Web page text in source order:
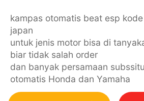
kampas otomatis beat esp
japan
untuk jenis motor bisa di
biar tidak salah order
dan banyak persamaan
otomatis Honda dan Yamaha